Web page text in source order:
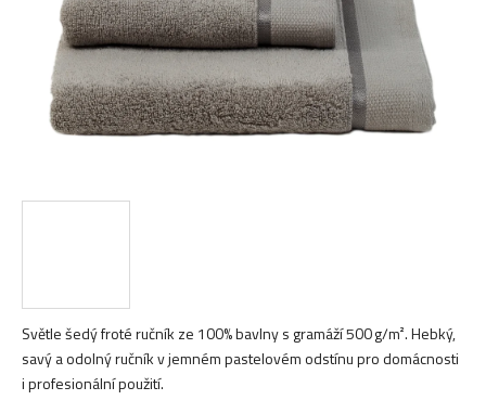
Světle šedý froté ručník ze 100% bavlny s gramáží 500 g/m². Hebký,
savý a odolný ručník v jemném pastelovém odstínu pro domácnosti
i profesionální použití.